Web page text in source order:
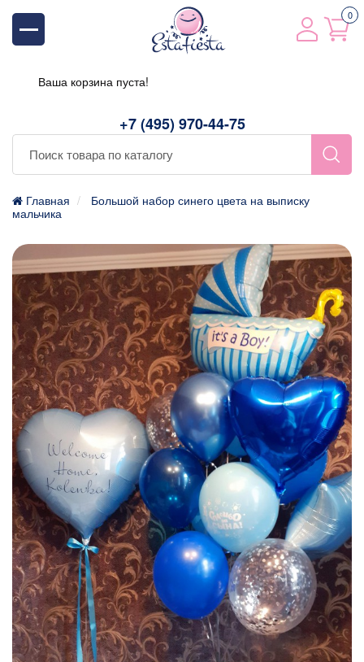
+7 (495) 970-44-75
0
Ваша корзина пуста!
Главная
Большой набор синего цвета на выписку
мальчика